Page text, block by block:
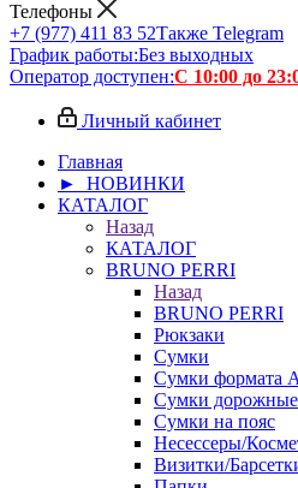
Телефоны
+7 (977) 411 83 52Также Telegram
График работы:Без выходных
Оператор доступен:С 10:00 до
Личный кабинет
Главная
► НОВИНКИ
КАТАЛОГ
Назад
КАТАЛОГ
BRUNO PERRI
Назад
BRUNO PERRI
Рюкзаки
Сумки
Сумки формата
Сумки
Сумки на пояс
Несессеры/
Визитки/